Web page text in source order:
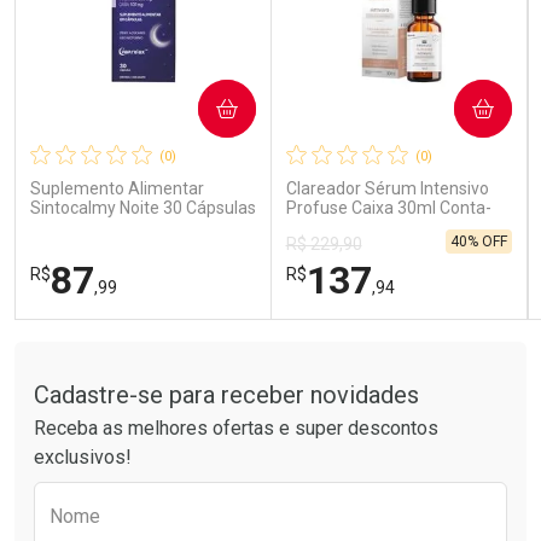
Comprar sem Desconto
Por R$ 189,99/cada
Comprar sem Desconto
Por R$ 189,99/cada
Comprar sem Desconto
Por R$ 85,99/cada
Comprar sem Desconto
Por R$ 85,99/cada
(0)
Suplemento Alimentar
Sintocalmy Noite 30 Cápsulas
R$87,99
COMPRAR
Laboratório
Por Menos
(0)
Clareador Sérum Intensivo
Profuse Caixa 30ml Conta-
R$ 229,90
R$137,94
40% OFF
COMPRAR
Laboratório
Por Menos
Cadastre-se para receber novidades
Receba as melhores ofertas e super descontos
exclusivos!
Nome